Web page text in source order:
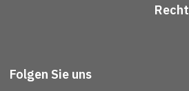
Folgen Sie uns